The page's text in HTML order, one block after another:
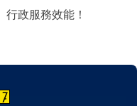
政服務效能！